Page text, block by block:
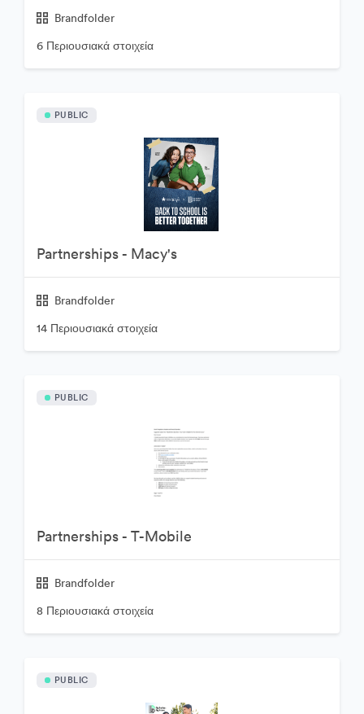
Brandfolder
6 Περιουσιακά στοιχεία
PUBLIC
Partnerships - Macy's
Brandfolder
14 Περιουσιακά στοιχεία
PUBLIC
Partnerships - T-Mobile
Brandfolder
8 Περιουσιακά στοιχεία
PUBLIC